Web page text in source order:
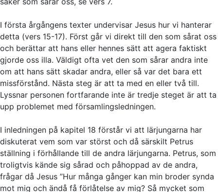
I första årgångens texter undervisar Jesus hur vi hanterar
detta (vers 15-17). Först går vi direkt till den som sårat oss
och berättar att hans eller hennes sätt att agera faktiskt
gjorde oss illa. Väldigt ofta vet den som sårar andra inte
om att hans sätt skadar andra, eller så var det bara ett
missförstånd. Nästa steg är att ta med en eller två till.
Lyssnar personen fortfarande inte är tredje steget är att ta
upp problemet med församlingsledningen.
I inledningen på kapitel 18 förstår vi att lärjungarna har
diskuterat vem som var störst och då särskilt Petrus
ställning i förhållande till de andra lärjungarna. Petrus, som
troligtvis kände sig sårad och påhoppad av de andra,
frågar då Jesus ”Hur många gånger kan min broder synda
mot mig och ändå få förlåtelse av mig? Så mycket som